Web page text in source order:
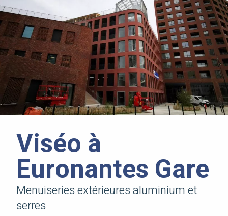
Viséo à
Euronantes Gare
Menuiseries extérieures aluminium et
serres